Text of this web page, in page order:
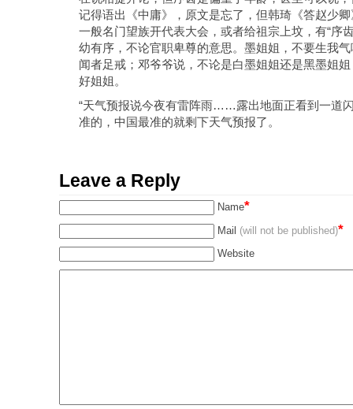
记得语出《中庸》，原文是忘了，但韩琦《答赵少
一般名门望族开代表大会，或者给祖宗上坟，有“序
幼有序，不论官职卑尊的意思。墨姐姐，不要生我
闻者足戒；邓爷爷说，不论是白墨姐姐还是黑墨姐
好姐姐。
“天气预报说今夜有雷阵雨……露出地面正看到一道
准的，中国最准的就剩下天气预报了。
Leave a Reply
Name*
Mail (will not be published)*
Website